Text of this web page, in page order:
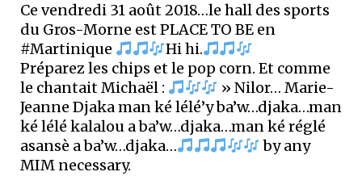
Ce vendredi 31 août 2018…le hall des sports
du Gros-Morne est PLACE TO BE en
#Martinique
Hi hi.
Préparez les chips et le pop corn. Et comme
le chantait Michaël :
» Nilor… Marie-
Jeanne Djaka man ké lélé’y ba’w…djaka…man
ké lélé kalalou a ba’w…djaka…man ké réglé
asansè a ba’w…djaka…
by any
MIM necessary.